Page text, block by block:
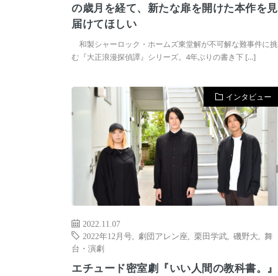
の歳月を経て、新たな扉を開けた本作を見
届けてほしい
和製シャーロック・ホームズ東堂解が不可解な難事件に挑
む『大正浪漫探偵譚』シリーズ。4年ぶりの書き下 […]
インタビュー
2022.11.07
2022年12月号
劇団アレン座 栗田学武 磯野大
舞
台・演劇
エチュード密室劇『いい人間の教科書。』